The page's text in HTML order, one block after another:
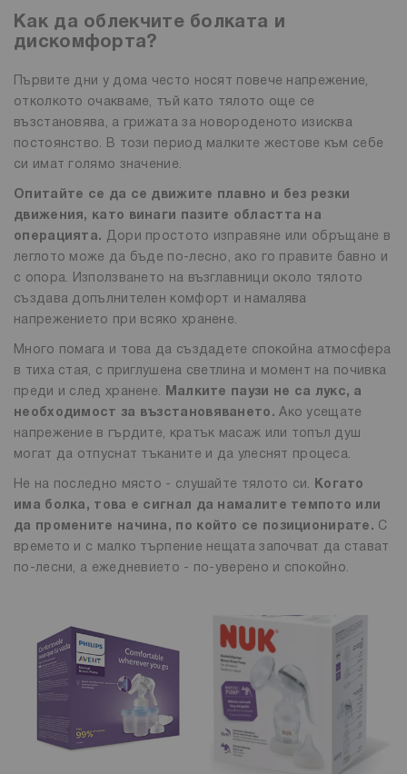
Как да облекчите болката и
дискомфорта?
Първите дни у дома често носят повече напрежение,
отколкото очакваме, тъй като тялото още се
възстановява, а грижата за новороденото изисква
постоянство. В този период малките жестове към себе
си имат голямо значение.
Опитайте се да се движите плавно и без резки
движения, като винаги пазите областта на
операцията.
Дори простото изправяне или обръщане в
леглото може да бъде по-лесно, ако го правите бавно и
с опора. Използването на възглавници около тялото
създава допълнителен комфорт и намалява
напрежението при всяко хранене.
Много помага и това да създадете спокойна атмосфера
в тиха стая, с приглушена светлина и момент на почивка
преди и след хранене.
Малките паузи не са лукс, а
необходимост за възстановяването. Ако усещате
напрежение в гърдите, кратък масаж или топъл душ
могат да отпуснат тъканите и да улеснят процеса.
Не на последно място - слушайте тялото си.
Когато
има болка, това е сигнал да намалите темпото или
да промените начина, по който се позиционирате. С
времето и с малко търпение нещата започват да стават
по-лесни, а ежедневието - по-уверено и спокойно.